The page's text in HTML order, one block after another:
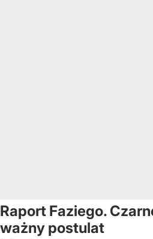
Raport Faziego.
ważny postulat